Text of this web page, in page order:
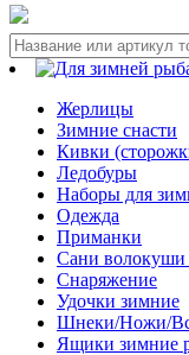
Жерлицы
Зимние снасти
Кивки
Ледобуры
Наборы для
Одежда
Приманки
Сани
Снаряжение
Удочки зимние
Шнеки/Ножи/
Ящики зимние